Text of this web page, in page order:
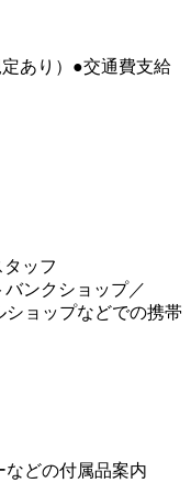
あり）●交通費支給
ッフ
バンクショップ／
ョップなどでの携帯
どの付属品案内